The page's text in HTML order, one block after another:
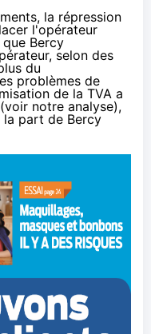
la répression
l'opérateur
Bercy
selon des
du
problèmes de
de la TVA a
notre analyse),
part de Bercy